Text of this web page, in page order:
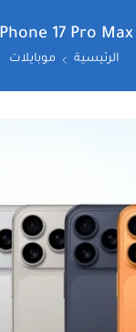
17 Pro Max
الرئيسية موبايلات